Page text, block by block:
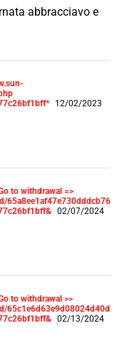
abbracciavo e
12/02/2023
tо withdrаwаl =>
65a8ee1af47e730dddcb7638/?
02/07/2024
tо withdrаwаl >>
65c1e6d63e9d08024d40d569/?
02/13/2024